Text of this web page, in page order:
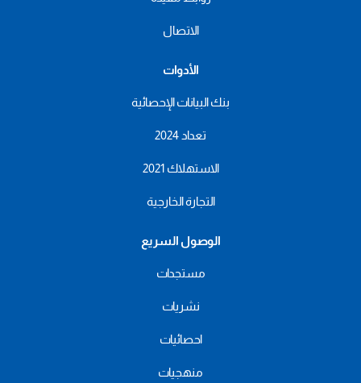
الاتصال
الأدوات
بنك البيانات الإحصائية
تعداد 2024
الاستهلاك 2021
التجارة الخارجية
الوصول السريع
مستجدات
نشريات
احصائيات
منهجيات